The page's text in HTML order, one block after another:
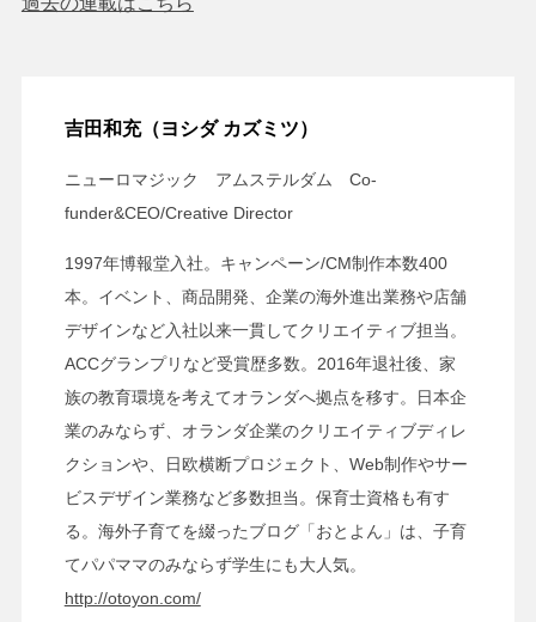
吉田和充（ヨシダ カズミツ）
ニューロマジック アムステルダム Co-
funder&CEO/Creative Director
1997年博報堂入社。キャンペーン/CM制作本数400
本。イベント、商品開発、企業の海外進出業務や店舗
デザインなど入社以来一貫してクリエイティブ担当。
ACCグランプリなど受賞歴多数。2016年退社後、家
族の教育環境を考えてオランダへ拠点を移す。日本企
業のみならず、オランダ企業のクリエイティブディレ
クションや、日欧横断プロジェクト、Web制作やサー
ビスデザイン業務など多数担当。保育士資格も有す
る。海外子育てを綴ったブログ「おとよん」は、子育
てパパママのみならず学生にも大人気。
http://otoyon.com/